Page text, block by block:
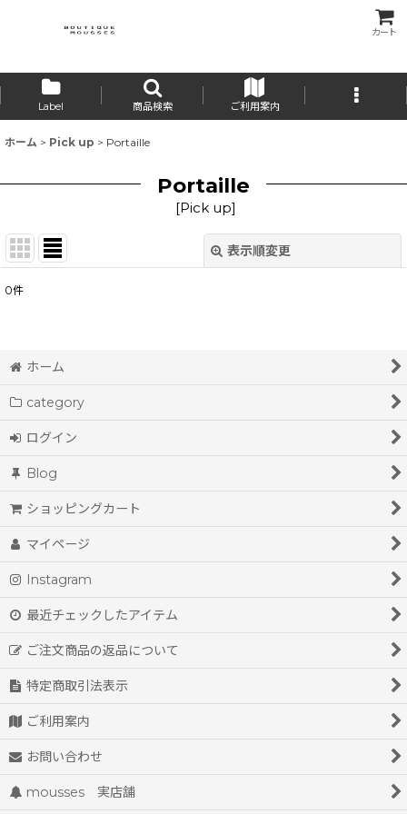
カート
Label 商品検索 ご利用案内
ホーム > Pick up > Portaille
Portaille
[Pick up]
表示順変更
0件
ホーム
category
ログイン
Blog
ショッピングカート
マイページ
Instagram
最近チェックしたアイテム
ご注文商品の返品について
特定商取引法表示
ご利用案内
お問い合わせ
mousses 実店舗